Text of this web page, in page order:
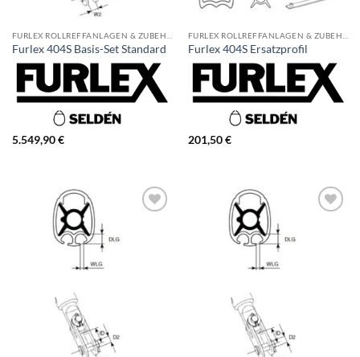
Furlex 404S Basis-Set Standard
5.549,90€
Furlex 404S Ersatzprofil
201,50€